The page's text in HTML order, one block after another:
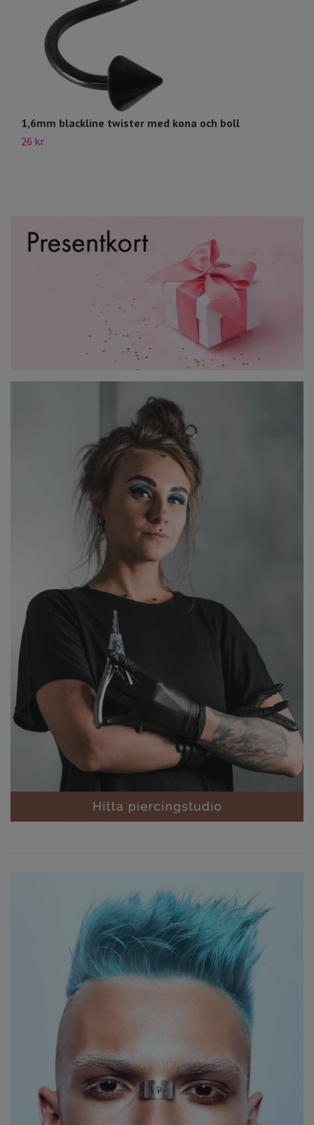
1,6mm blackline twister med kona och boll
26 kr